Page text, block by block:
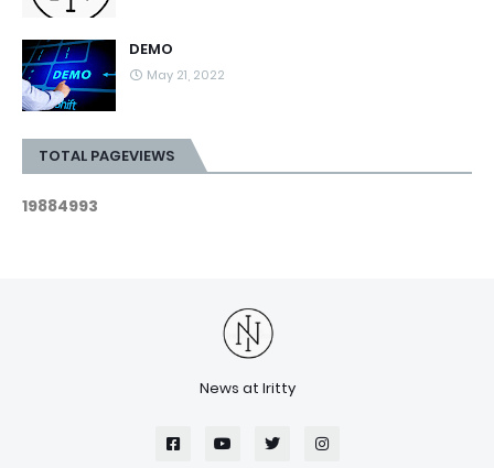
DEMO
May 21, 2022
TOTAL PAGEVIEWS
19884993
News at Iritty